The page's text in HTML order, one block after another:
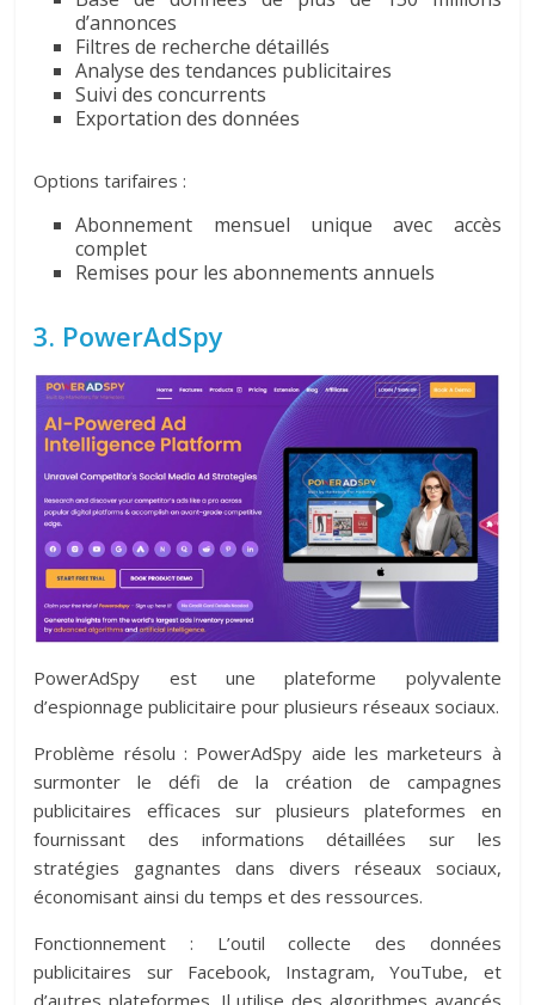
d’annonces
Filtres de recherche détaillés
Analyse des tendances publicitaires
Suivi des concurrents
Exportation des données
Options tarifaires :
Abonnement mensuel unique avec accès
complet
Remises pour les abonnements annuels
3. PowerAdSpy
PowerAdSpy est une plateforme polyvalente
d’espionnage publicitaire pour plusieurs réseaux sociaux.
Problème résolu : PowerAdSpy aide les marketeurs à
surmonter le défi de la création de campagnes
publicitaires efficaces sur plusieurs plateformes en
fournissant des informations détaillées sur les
stratégies gagnantes dans divers réseaux sociaux,
économisant ainsi du temps et des ressources.
Fonctionnement : L’outil collecte des données
publicitaires sur Facebook, Instagram, YouTube, et
d’autres plateformes. Il utilise des algorithmes avancés